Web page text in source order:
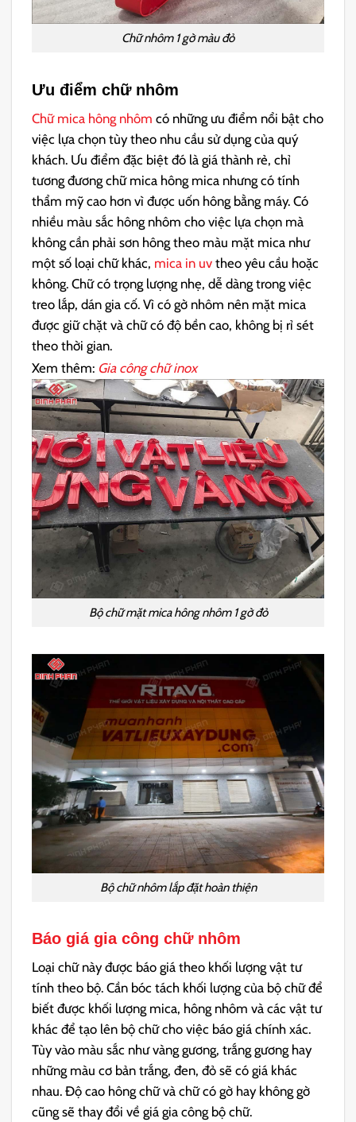
Chữ nhôm 1 gờ màu đỏ
Ưu điểm chữ nhôm
Chữ mica hông nhôm có những ưu điểm nổi bật cho
việc lựa chọn tùy theo nhu cầu sử dụng của quý
khách. Ưu điểm đặc biệt đó là giá thành rẻ, chỉ
tương đương chữ mica hông mica nhưng có tính
thẩm mỹ cao hơn vì được uốn hông bằng máy. Có
nhiều màu sắc hông nhôm cho việc lựa chọn mà
không cần phải sơn hông theo màu mặt mica như
một số loại chữ khác, mica in uv theo yêu cầu hoặc
không. Chữ có trọng lượng nhẹ, dễ dàng trong việc
treo lắp, dán gia cố. Vì có gờ nhôm nên mặt mica
được giữ chặt và chữ có độ bền cao, không bị rỉ sét
theo thời gian.
Xem thêm: Gia công chữ inox
Bộ chữ mặt mica hông nhôm 1 gờ đỏ
Bộ chữ nhôm lắp đặt hoàn thiện
Báo giá gia công chữ nhôm
Loại chữ này được báo giá theo khối lượng vật tư
tính theo bộ. Cần bóc tách khối lượng của bộ chữ để
biết được khối lượng mica, hông nhôm và các vật tư
khác để tạo lên bộ chữ cho việc báo giá chính xác.
Tùy vào màu sắc như vàng gương, trắng gương hay
những màu cơ bản trắng, đen, đỏ sẽ có giá khác
nhau. Độ cao hông chữ và chữ có gờ hay không gờ
cũng sẽ thay đổi về giá gia công bộ chữ.